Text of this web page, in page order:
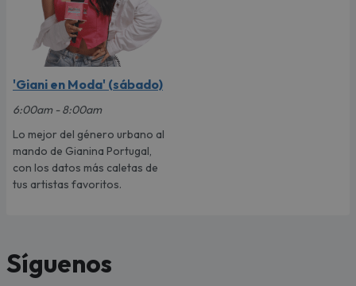
'Giani en Moda' (sábado)
6:00am - 8:00am
Lo mejor del género urbano al
mando de Gianina Portugal,
con los datos más caletas de
tus artistas favoritos.
Síguenos